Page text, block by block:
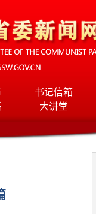
书记信箱
大讲堂